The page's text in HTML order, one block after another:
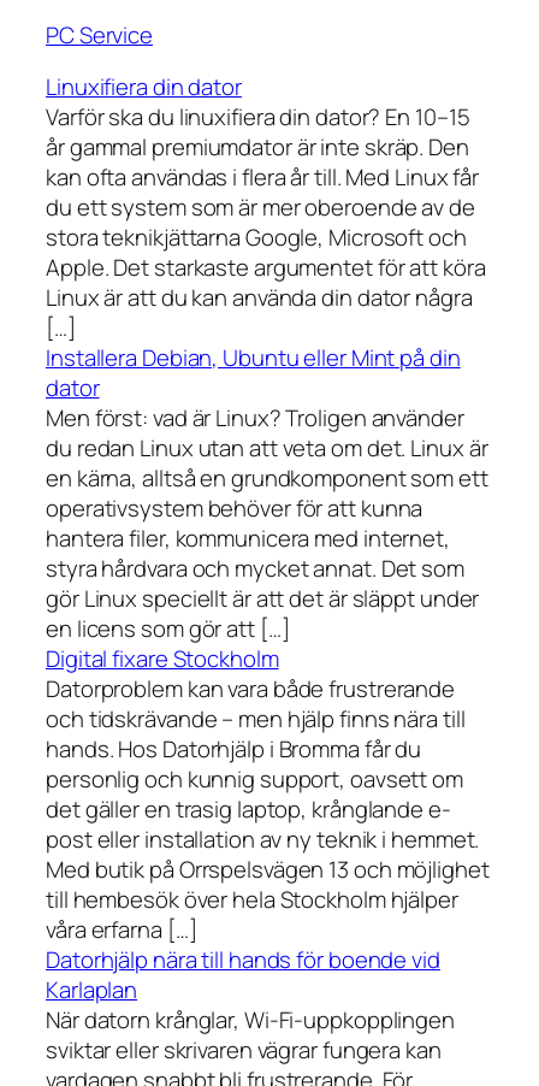
PC Service
Linuxifiera din dator
Varför ska du linuxifiera din dator? En 10–15
år gammal premiumdator är inte skräp. Den
kan ofta användas i flera år till. Med Linux får
du ett system som är mer oberoende av de
stora teknikjättarna Google, Microsoft och
Apple. Det starkaste argumentet för att köra
Linux är att du kan använda din dator några
[…]
Installera Debian, Ubuntu eller Mint på din
dator
Men först: vad är Linux? Troligen använder
du redan Linux utan att veta om det. Linux är
en kärna, alltså en grundkomponent som ett
operativsystem behöver för att kunna
hantera filer, kommunicera med internet,
styra hårdvara och mycket annat. Det som
gör Linux speciellt är att det är släppt under
en licens som gör att […]
Digital fixare Stockholm
Datorproblem kan vara både frustrerande
och tidskrävande – men hjälp finns nära till
hands. Hos Datorhjälp i Bromma får du
personlig och kunnig support, oavsett om
det gäller en trasig laptop, krånglande e-
post eller installation av ny teknik i hemmet.
Med butik på Orrspelsvägen 13 och möjlighet
till hembesök över hela Stockholm hjälper
våra erfarna […]
Datorhjälp nära till hands för boende vid
Karlaplan
När datorn krånglar, Wi-Fi-uppkopplingen
sviktar eller skrivaren vägrar fungera kan